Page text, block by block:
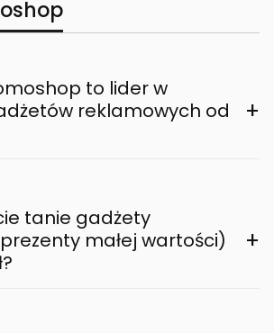
to lider w
reklamowych od
+
tanie gadżety
małej wartości)
+